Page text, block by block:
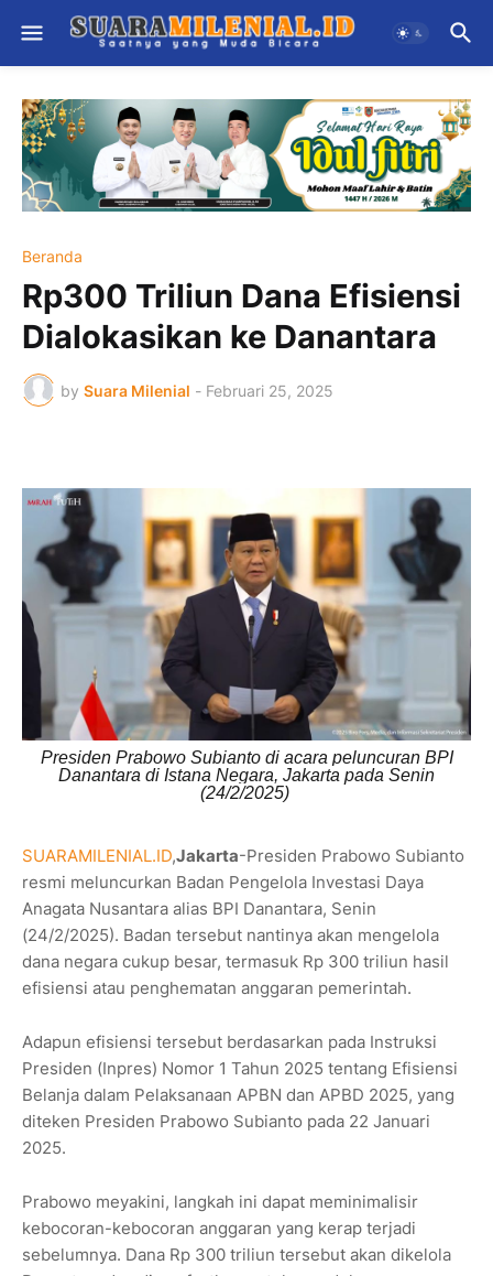
Beranda
Rp300 Triliun Dana Efisiensi
Dialokasikan ke Danantara
by Suara Milenial - Februari 25, 2025
Presiden Prabowo Subianto di acara peluncuran BPI
Danantara di Istana Negara, Jakarta pada Senin
(24/2/2025)
SUARAMILENIAL.ID,Jakarta-Presiden Prabowo Subianto
resmi meluncurkan Badan Pengelola Investasi Daya
Anagata Nusantara alias BPI Danantara, Senin
(24/2/2025). Badan tersebut nantinya akan mengelola
dana negara cukup besar, termasuk Rp 300 triliun hasil
efisiensi atau penghematan anggaran pemerintah.
Adapun efisiensi tersebut berdasarkan pada Instruksi
Presiden (Inpres) Nomor 1 Tahun 2025 tentang Efisiensi
Belanja dalam Pelaksanaan APBN dan APBD 2025, yang
diteken Presiden Prabowo Subianto pada 22 Januari
2025.
Prabowo meyakini, langkah ini dapat meminimalisir
kebocoran-kebocoran anggaran yang kerap terjadi
sebelumnya. Dana Rp 300 triliun tersebut akan dikelola